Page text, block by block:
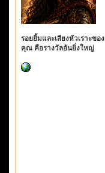
รอยยิ้มและเสียงหัวเราะของ
คุณ คือรางวัลอันยิ่งใหญ่